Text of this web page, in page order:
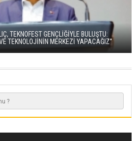
TEKNOFEST GENÇLİĞİYLE BULUŞTU:
TEKNOLOJİNİN MERKEZİ YAPACAĞIZ”